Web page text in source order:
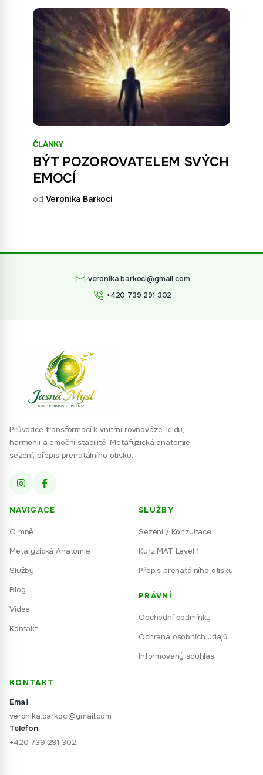
ČLÁNKY
BÝT POZOROVATELEM SVÝCH
EMOCÍ
od Veronika Barkoci
veronika.barkoci@gmail.com
+420 739 291 302
Průvodce transformací k vnitřní rovnováze, klidu,
harmonii a emoční stabilitě. Metafyzická anatomie,
sezení, přepis prenatálního otisku.
NAVIGACE
O mně
Metafyzická Anatomie
Služby
Blog
Videa
Kontakt
SLUŽBY
Sezení / Konzultace
Kurz MAT Level 1
Přepis prenatálního otisku
PRÁVNÍ
Obchodní podmínky
Ochrana osobních údajů
Informovaný souhlas
KONTAKT
Email
veronika.barkoci@gmail.com
Telefon
+420 739 291 302